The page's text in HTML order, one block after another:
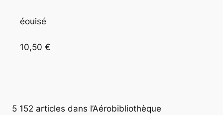
éouisé
10,50 €
5 152 articles dans l’Aérobibliothèque